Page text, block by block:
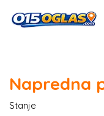
Napredna
Stanje